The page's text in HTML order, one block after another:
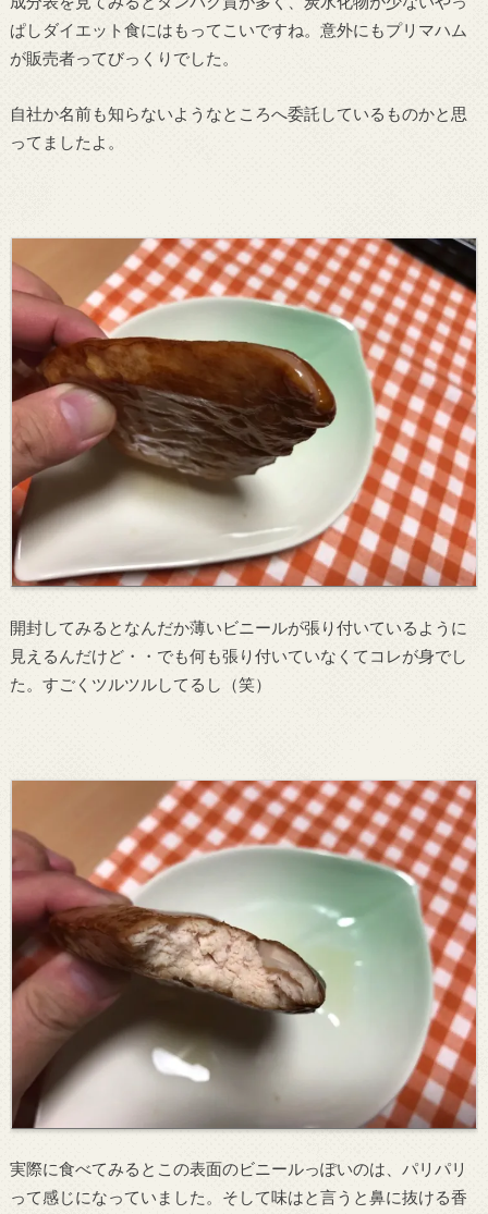
ぱしダイエット食にはもってこいですね。意外にもプリマハム
が販売者ってびっくりでした。
自社か名前も知らないようなところへ委託しているものかと思
ってましたよ。
開封してみるとなんだか薄いビニールが張り付いているように
見えるんだけど・・でも何も張り付いていなくてコレが身でし
た。すごくツルツルしてるし（笑）
実際に食べてみるとこの表面のビニールっぽいのは、パリパリ
って感じになっていました。そして味はと言うと鼻に抜ける香